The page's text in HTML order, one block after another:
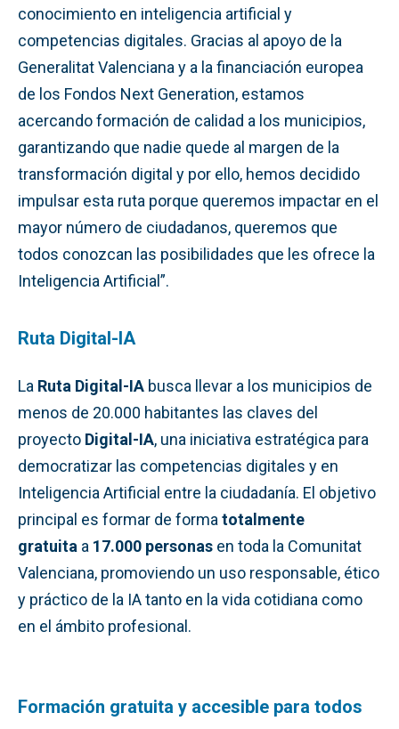
conocimiento en inteligencia artificial y
competencias digitales. Gracias al apoyo de la
Generalitat Valenciana y a la financiación europea
de los Fondos Next Generation, estamos
acercando formación de calidad a los municipios,
garantizando que nadie quede al margen de la
transformación digital y por ello, hemos decidido
impulsar esta ruta porque queremos impactar en el
mayor número de ciudadanos, queremos que
todos conozcan las posibilidades que les ofrece la
Inteligencia Artificial”.
Ruta Digital-IA
La Ruta Digital-IA busca llevar a los municipios de
menos de 20.000 habitantes las claves del
proyecto Digital-IA, una iniciativa estratégica para
democratizar las competencias digitales y en
Inteligencia Artificial entre la ciudadanía. El objetivo
principal es formar de forma totalmente
gratuita a 17.000 personas en toda la Comunitat
Valenciana, promoviendo un uso responsable, ético
y práctico de la IA tanto en la vida cotidiana como
en el ámbito profesional.
Formación gratuita y accesible para todos